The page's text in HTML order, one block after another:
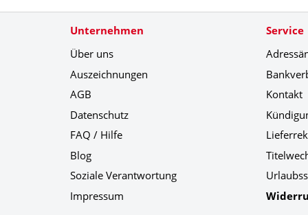
Unternehmen
Über uns
Auszeichnungen
AGB
Datenschutz
FAQ / Hilfe
Blog
Soziale Verantwortung
Impressum
Service
Kontakt